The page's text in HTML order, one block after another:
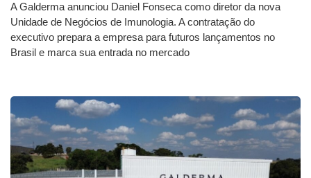
A Galderma anunciou Daniel Fonseca como diretor da nova
Unidade de Negócios de Imunologia. A contratação do
executivo prepara a empresa para futuros lançamentos no
Brasil e marca sua entrada no mercado